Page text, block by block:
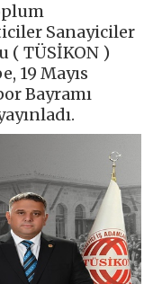
Sanayiciler
( TÜSİKON )
19 Mayıs
Bayramı